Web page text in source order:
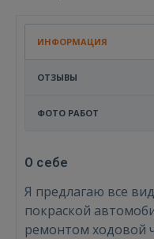
ИНФОРМАЦИЯ
ОТЗЫВЫ
ФОТО РАБОТ
О себе
Я предлагаю все
покраской
ремонтом ходовой